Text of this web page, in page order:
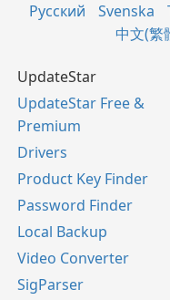
Русский
Svenska
中文(繁
UpdateStar
UpdateStar Free &
Premium
Drivers
Product Key Finder
Password Finder
Local Backup
Video Converter
SigParser